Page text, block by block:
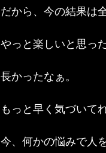
だから、今の結果は
やっと楽しいと思っ
長かったなぁ。
もっと早く気づいて
今、何かの悩みで人